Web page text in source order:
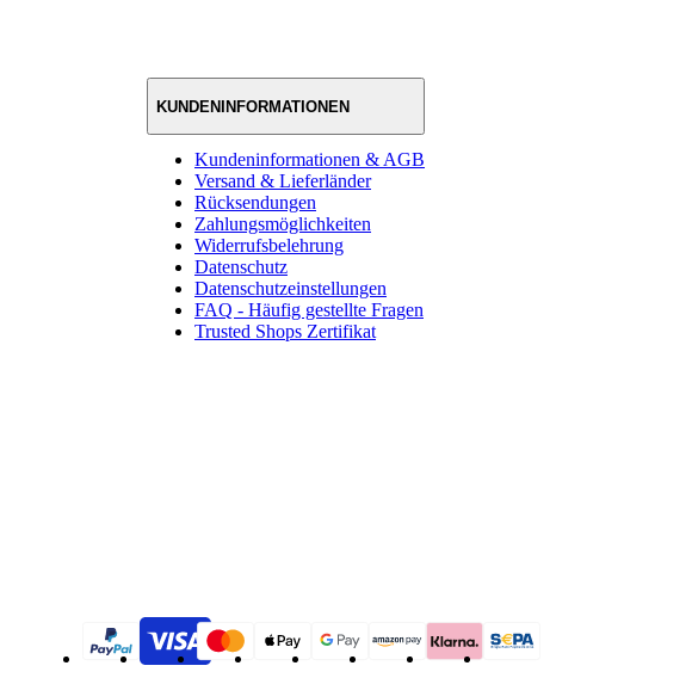
KUNDENINFORMATIONEN
Kundeninformationen & AGB
Versand & Lieferländer
Rücksendungen
Zahlungsmöglichkeiten
Widerrufsbelehrung
Datenschutz
Datenschutzeinstellungen
FAQ - Häufig gestellte Fragen
Trusted Shops Zertifikat